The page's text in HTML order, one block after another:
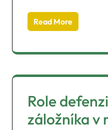
Read More
Role
záložníka v